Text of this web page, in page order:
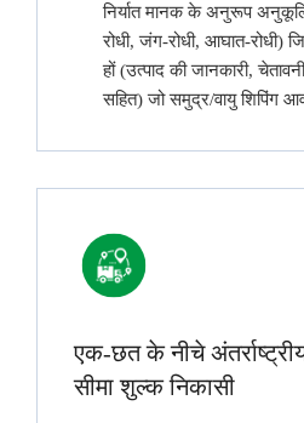
निर्यात मानक के अनुरूप
रोधी, जंग-रोधी, आघात-रोधी)
हों (उत्पाद की जानकारी,
सहित) जो समुद्र/वायु शिपिंग
एक-छत के नीचे
सीमा शुल्क निकासी